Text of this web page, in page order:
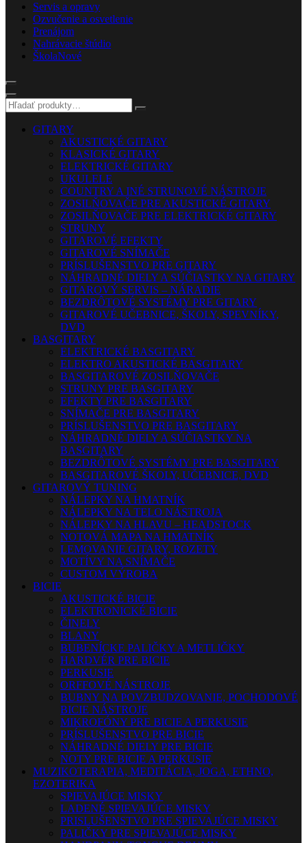
Servis a opravy
Ozvučenie a osvetlenie
Prenájom
Nahrávacie štúdio
ŠkolaNové
GITARY
AKUSTICKÉ GITARY
KLASICKÉ GITARY
ELEKTRICKÉ GITARY
UKULELE
COUNTRY A INÉ STRUNOVÉ NÁSTROJE
ZOSILŇOVAČE PRE AKUSTICKÉ GITARY
ZOSILŇOVAČE PRE ELEKTRICKÉ GITARY
STRUNY
GITAROVÉ EFEKTY
GITAROVÉ SNÍMAČE
PRÍSLUŠENSTVO PRE GITARY
NÁHRADNÉ DIELY A SÚČIASTKY NA GITARY
GITAROVÝ SERVIS – NÁRADIE
BEZDRÔTOVÉ SYSTÉMY PRE GITARY
GITAROVÉ UČEBNICE, ŠKOLY, SPEVNÍKY,
DVD
BASGITARY
ELEKTRICKÉ BASGITARY
ELEKTRO AKUSTICKÉ BASGITARY
BASGITAROVÉ ZOSILŇOVAČE
STRUNY PRE BASGITARY
EFEKTY PRE BASGITARY
SNÍMAČE PRE BASGITARY
PRÍSLUŠENSTVO PRE BASGITARY
NÁHRADNÉ DIELY A SÚČIASTKY NA
BASGITARY
BEZDRÔTOVÉ SYSTÉMY PRE BASGITARY
BASGITAROVÉ ŠKOLY, UČEBNICE, DVD
GITAROVÝ TUNING
NÁLEPKY NA HMATNÍK
NÁLEPKY NA TELO NÁSTROJA
NÁLEPKY NA HLAVU – HEADSTOCK
NOTOVÁ MAPA NA HMATNÍK
LEMOVANIE GITARY, ROZETY
MOTÍVY NA SNÍMAČE
CUSTOM VÝROBA
BICIE
AKUSTICKÉ BICIE
ELEKTRONICKÉ BICIE
ČINELY
BLANY
BUBENÍCKE PALIČKY A METLIČKY
HARDVÉR PRE BICIE
PERKUSIE
ORFFOVÉ NÁSTROJE
BUBNY NA POVZBUDZOVANIE, POCHODOVÉ
BICIE NÁSTROJE
MIKROFÓNY PRE BICIE A PERKUSIE
PRÍSLUŠENSTVO PRE BICIE
NÁHRADNÉ DIELY PRE BICIE
NOTY PRE BICIE A PERKUSIE
MUZIKOTERAPIA, MEDITÁCIA, JOGA, ETHNO,
EZOTERIKA
SPIEVAJÚCE MISKY
LADENÉ SPIEVAJÚCE MISKY
PRISLUŠENSTVO PRE SPIEVAJÚCE MISKY
PALIČKY PRE SPIEVAJÚCE MISKY